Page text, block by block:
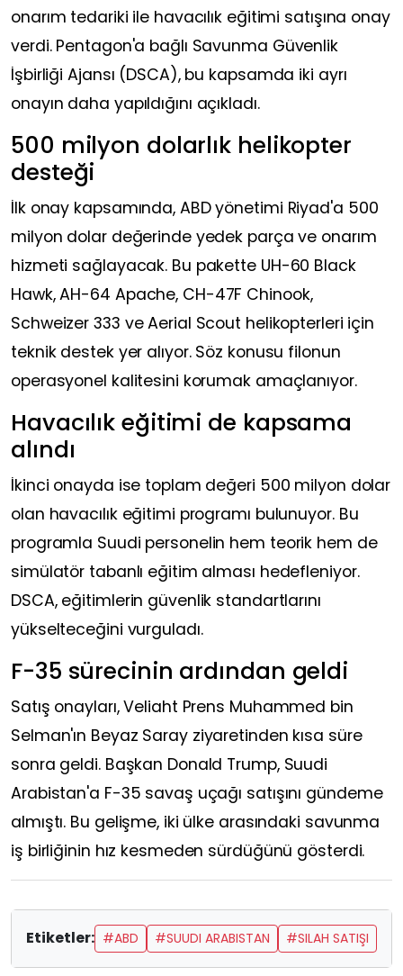
onarım tedariki ile havacılık eğitimi satışına onay
verdi. Pentagon'a bağlı Savunma Güvenlik
İşbirliği Ajansı (DSCA), bu kapsamda iki ayrı
onayın daha yapıldığını açıkladı.
500 milyon dolarlık helikopter
desteği
İlk onay kapsamında, ABD yönetimi Riyad'a 500
milyon dolar değerinde yedek parça ve onarım
hizmeti sağlayacak. Bu pakette UH-60 Black
Hawk, AH-64 Apache, CH-47F Chinook,
Schweizer 333 ve Aerial Scout helikopterleri için
teknik destek yer alıyor. Söz konusu filonun
operasyonel kalitesini korumak amaçlanıyor.
Havacılık eğitimi de kapsama
alındı
İkinci onayda ise toplam değeri 500 milyon dolar
olan havacılık eğitimi programı bulunuyor. Bu
programla Suudi personelin hem teorik hem de
simülatör tabanlı eğitim alması hedefleniyor.
DSCA, eğitimlerin güvenlik standartlarını
yükselteceğini vurguladı.
F-35 sürecinin ardından geldi
Satış onayları, Veliaht Prens Muhammed bin
Selman'ın Beyaz Saray ziyaretinden kısa süre
sonra geldi. Başkan Donald Trump, Suudi
Arabistan'a F-35 savaş uçağı satışını gündeme
almıştı. Bu gelişme, iki ülke arasındaki savunma
iş birliğinin hız kesmeden sürdüğünü gösterdi.
Etiketler: #ABD #SUUDI ARABISTAN #SILAH SATIŞI